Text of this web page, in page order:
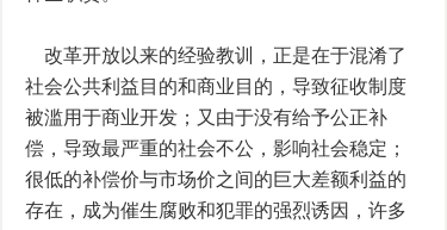
改革开放以来的经验教训，正是在于混淆了
社会公共利益目的和商业目的，导致征收制度
被滥用于商业开发；又由于没有给予公正补
偿，导致最严重的社会不公，影响社会稳定；
很低的补偿价与市场价之间的巨大差额利益的
存在，成为催生腐败和犯罪的强烈诱因，许多